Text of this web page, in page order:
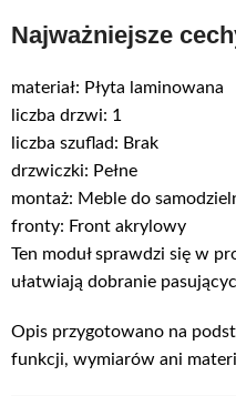
Najważniejsze
materiał: Płyta laminowana
liczba drzwi: 1
liczba szuflad: Brak
drzwiczki: Pełne
montaż: Meble do
fronty: Front akrylowy
Ten moduł sprawdzi się w
ułatwiają dobranie
Opis przygotowano na
funkcji, wymiarów ani